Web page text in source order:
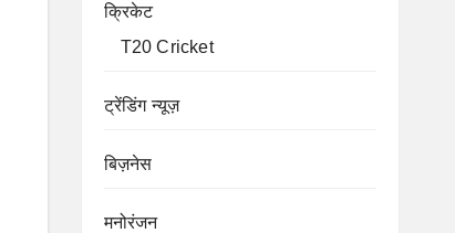
क्रिकेट
T20 Cricket
ट्रेंडिंग न्यूज़
बिज़नेस
मनोरंजन